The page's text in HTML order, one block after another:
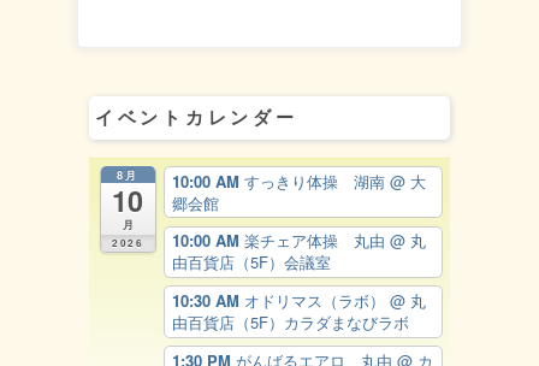
イベントカレンダー
8月
10
月
2026
10:00 AM すっきり体操 湖南 @ 大
郷会館
10:00 AM 楽チェア体操 丸由 @ 丸
由百貨店（5F）会議室
10:30 AM オドリマス（ラボ） @ 丸
由百貨店（5F）カラダまなびラボ
1:30 PM がんばるエアロ 丸由 @ カ